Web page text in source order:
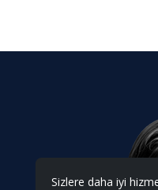
Sizlere daha iyi